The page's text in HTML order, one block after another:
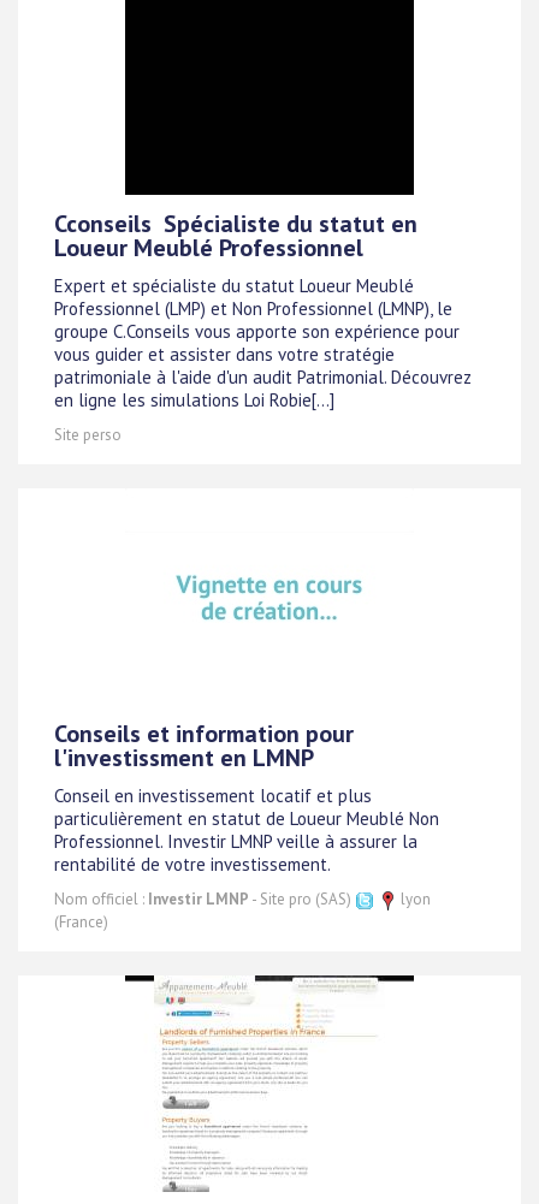
Cconseils  Spécialiste du statut en
Loueur Meublé Professionnel
Expert et spécialiste du statut Loueur Meublé
Professionnel (LMP) et Non Professionnel (LMNP), le
groupe C.Conseils vous apporte son expérience pour
vous guider et assister dans votre stratégie
patrimoniale à l'aide d'un audit Patrimonial. Découvrez
en ligne les simulations Loi Robie[...]
Site perso
Conseils et information pour
l'investissment en LMNP
Conseil en investissement locatif et plus
particulièrement en statut de Loueur Meublé Non
Professionnel. Investir LMNP veille à assurer la
rentabilité de votre investissement.
Nom officiel : Investir LMNP - Site pro (SAS)
lyon
(France)